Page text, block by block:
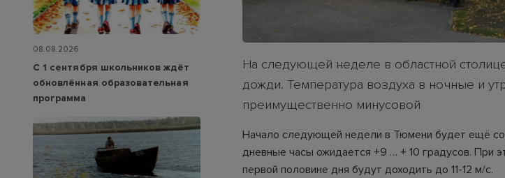
На следующей неделе в областной
дожди. Температура воздуха в ночные и
преимущественно минусовой
Начало следующей недели в Тюмени будет ещё
дневные часы ожидается +9 … + 10 градусов. При
первой половине дня будут доходить до 11-12 м/с.
08.08.2026
С 1 сентября школьников ждёт
обновлённая образовательная
программа